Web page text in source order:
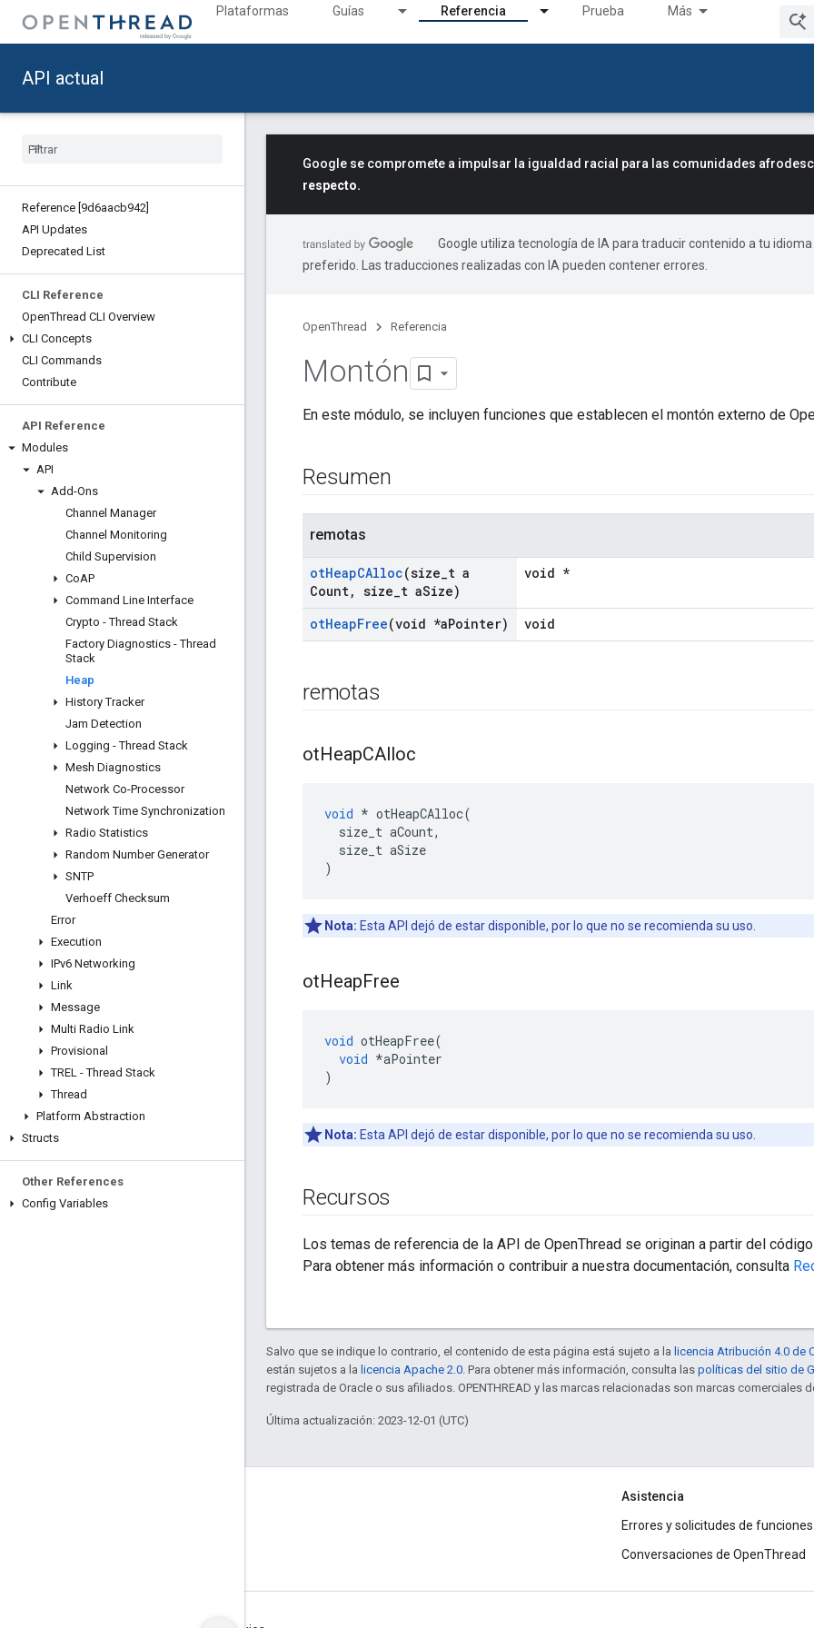
Plataformas Guías Referencia Prueba Más
API actual
Reference [9d6aacb942]
API Updates
Deprecated List
CLI Reference
OpenThread CLI Overview
CLI Concepts
CLI Commands
Contribute
API Reference
Modules
API
Add-Ons
Channel Manager
Channel Monitoring
Child Supervision
CoAP
Command Line Interface
Crypto - Thread Stack
Factory Diagnostics - Thread
Stack
Heap
History Tracker
Jam Detection
Logging - Thread Stack
Mesh Diagnostics
Network Co-Processor
Network Time Synchronization
Radio Statistics
Random Number Generator
SNTP
Verhoeff Checksum
Error
Execution
IPv6 Networking
Link
Message
Multi Radio Link
Provisional
TREL - Thread Stack
Thread
Platform Abstraction
Structs
Other References
Config Variables
Google se compromete a impulsar la igualdad racial para las comunidades
respecto.
Google utiliza tecnología de IA para traducir contenido a tu idioma
preferido. Las traducciones realizadas con IA pueden contener errores.
OpenThread Referencia
Montón
En este módulo, se incluyen funciones que establecen el montón externo de
Resumen
remotas
otHeapCAlloc(size t a
Count, size t aSize)
void *
otHeapFree(void *aPointer) void
remotas
otHeapCAlloc
void * otHeapCAlloc(
size_t aCount,
size_t aSize
)
Nota: Esta API dejó de estar disponible, por lo que no se recomienda su uso.
otHeapFree
void otHeapFree(
void *aPointer
)
Nota: Esta API dejó de estar disponible, por lo que no se recomienda su uso.
Recursos
Los temas de referencia de la API de OpenThread se originan a partir del
Para obtener más información o contribuir a nuestra documentación, consulta
Salvo que se indique lo contrario, el contenido de esta página está sujeto a la licencia Atribución 4.0 de
están sujetos a la licencia Apache 2.0. Para obtener más información, consulta las políticas del sitio de
registrada de Oracle o sus afiliados. OPENTHREAD y las marcas relacionadas son marcas comerciales
Última actualización: 2023-12-01 (UTC)
Asistencia
Errores y solicitudes de funciones
Conversaciones de OpenThread